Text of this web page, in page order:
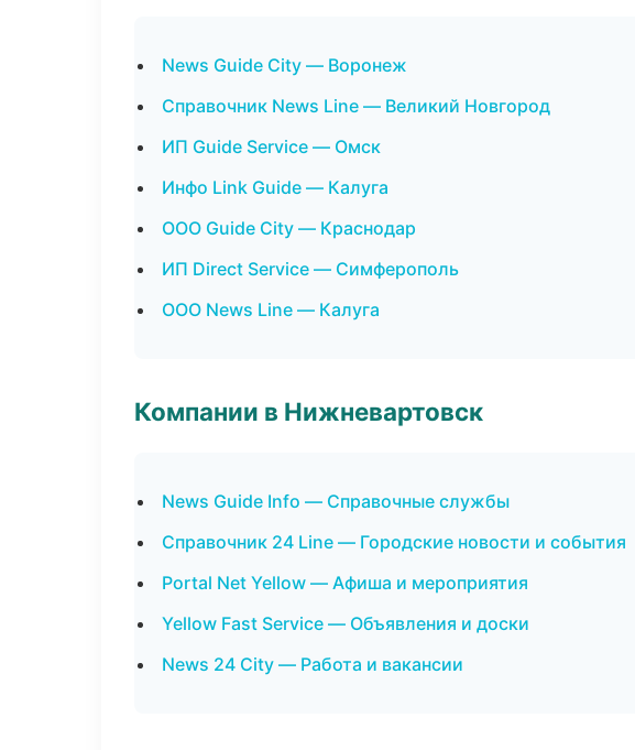
News Guide City — Воронеж
Справочник News Line — Великий Новгород
ИП Guide Service — Омск
Инфо Link Guide — Калуга
ООО Guide City — Краснодар
ИП Direct Service — Симферополь
ООО News Line — Калуга
Компании в Нижневартовск
News Guide Info — Справочные службы
Справочник 24 Line — Городские новости и события
Portal Net Yellow — Афиша и мероприятия
Yellow Fast Service — Объявления и доски
News 24 City — Работа и вакансии